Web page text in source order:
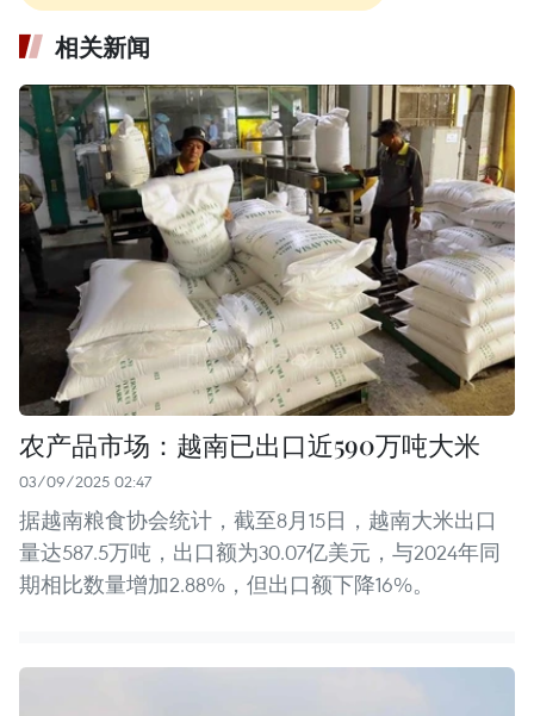
相关新闻
农产品市场：越南已出口近590万吨大米
03/09/2025 02:47
据越南粮食协会统计，截至8月15日，越南大米出口
量达587.5万吨，出口额为30.07亿美元，与2024年同
期相比数量增加2.88%，但出口额下降16%。